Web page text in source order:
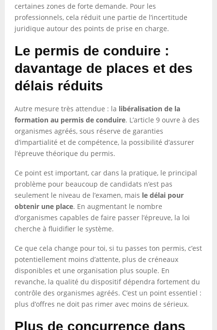
certaines zones de forte demande. Pour les
professionnels, cela réduit une partie de l’incertitude
juridique autour des points de prise en charge.
Le permis de conduire :
davantage de places et des
délais réduits
Autre mesure très attendue : la libéralisation de la
formation au permis de conduire. L’article 9 ouvre à des
organismes agréés, sous réserve de garanties
d’impartialité et de compétence, la possibilité d’assurer
l’épreuve théorique du permis.
Ce point est important, car dans la pratique, le principal
problème pour beaucoup de candidats n’est pas
seulement le niveau de l’examen, mais le délai pour
obtenir une place. En augmentant le nombre
d’organismes capables de faire passer l’épreuve, la loi
cherche à fluidifier le système.
Ce que cela change pour toi, si tu passes ton permis, c’est
potentiellement moins d’attente, plus de créneaux
disponibles et une organisation plus souple. En
revanche, la qualité du dispositif dépendra fortement du
contrôle des organismes agréés. C’est un point essentiel :
plus d’offres ne doit pas rimer avec moins de sérieux.
Plus de concurrence dans